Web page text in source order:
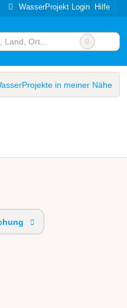
WasserProjekt Login Hilfe
in meiner Nähe